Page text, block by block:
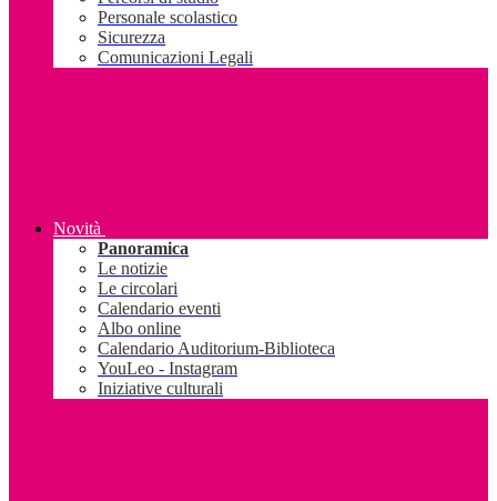
Personale scolastico
Sicurezza
Comunicazioni Legali
Novità
Panoramica
Le notizie
Le circolari
Calendario eventi
Albo online
Calendario Auditorium-Biblioteca
YouLeo - Instagram
Iniziative culturali